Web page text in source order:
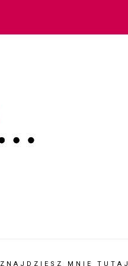
ZNAJDZIESZ MNIE TUTAJ